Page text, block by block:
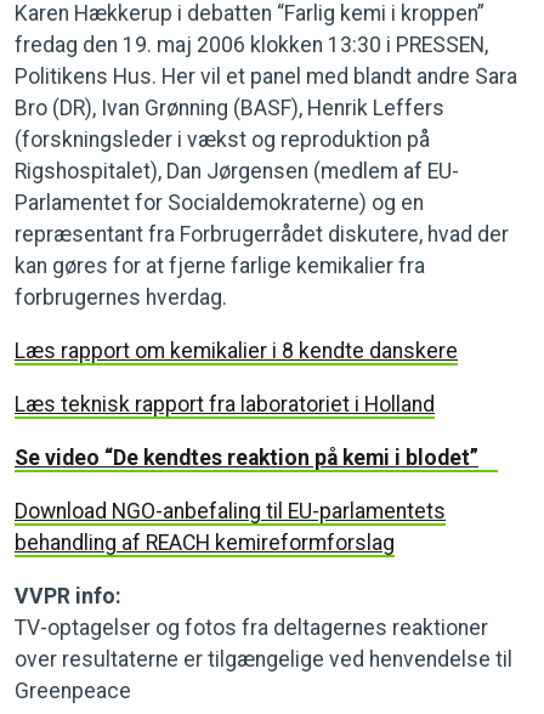
Karen Hækkerup i debatten “Farlig kemi i kroppen”
fredag den 19. maj 2006 klokken 13:30 i PRESSEN,
Politikens Hus. Her vil et panel med blandt andre Sara
Bro (DR), Ivan Grønning (BASF), Henrik Leffers
(forskningsleder i vækst og reproduktion på
Rigshospitalet), Dan Jørgensen (medlem af EU-
Parlamentet for Socialdemokraterne) og en
repræsentant fra Forbrugerrådet diskutere, hvad der
kan gøres for at fjerne farlige kemikalier fra
forbrugernes hverdag.
Læs rapport om kemikalier i 8 kendte danskere
Læs teknisk rapport fra laboratoriet i Holland
Se video “De kendtes reaktion på kemi i blodet”
Download NGO-anbefaling til EU-parlamentets
behandling af REACH kemireformforslag
VVPR info:
TV-optagelser og fotos fra deltagernes reaktioner
over resultaterne er tilgængelige ved henvendelse til
Greenpeace